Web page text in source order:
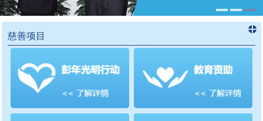
慈善项目
进入慈